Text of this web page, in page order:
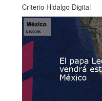
Criterio Hidalgo Digital